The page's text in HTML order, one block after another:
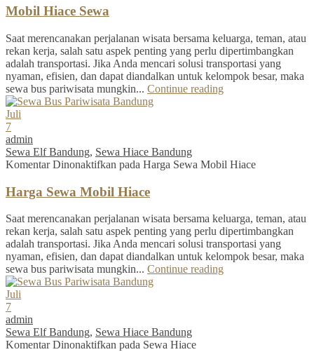
Mobil Hiace Sewa
Saat merencanakan perjalanan wisata bersama keluarga, teman, atau
rekan kerja, salah satu aspek penting yang perlu dipertimbangkan
adalah transportasi. Jika Anda mencari solusi transportasi yang
nyaman, efisien, dan dapat diandalkan untuk kelompok besar, maka
sewa bus pariwisata mungkin... Continue reading
Juli
7
admin
Sewa Elf Bandung, Sewa Hiace Bandung
Komentar Dinonaktifkan pada Harga Sewa Mobil Hiace
Harga Sewa Mobil Hiace
Saat merencanakan perjalanan wisata bersama keluarga, teman, atau
rekan kerja, salah satu aspek penting yang perlu dipertimbangkan
adalah transportasi. Jika Anda mencari solusi transportasi yang
nyaman, efisien, dan dapat diandalkan untuk kelompok besar, maka
sewa bus pariwisata mungkin... Continue reading
Juli
7
admin
Sewa Elf Bandung, Sewa Hiace Bandung
Komentar Dinonaktifkan pada Sewa Hiace